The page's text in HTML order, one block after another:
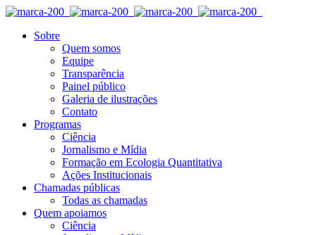
Sobre
Quem somos
Equipe
Transparência
Painel público
Galeria de ilustrações
Contato
Programas
Ciência
Jornalismo e Mídia
Formação em Ecologia Quantitativa
Ações Institucionais
Chamadas públicas
Todas as chamadas
Quem apoiamos
Ciência